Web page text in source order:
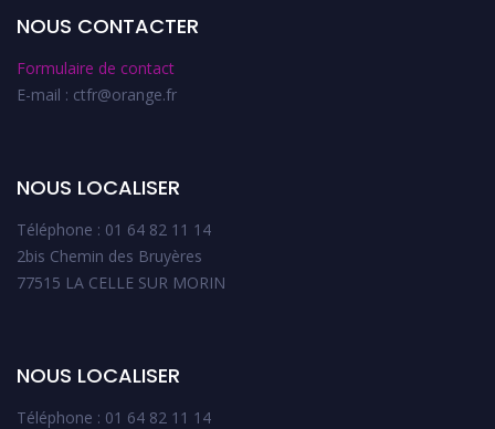
NOUS CONTACTER
Formulaire de contact
E-mail : ctfr@orange.fr
NOUS LOCALISER
Téléphone : 01 64 82 11 14
2bis Chemin des Bruyères
77515 LA CELLE SUR MORIN
NOUS LOCALISER
Téléphone : 01 64 82 11 14